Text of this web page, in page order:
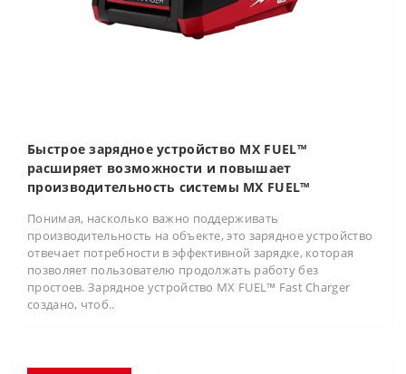
Быстрое зарядное устройство MX FUEL™
расширяет возможности и повышает
производительность системы MX FUEL™
Понимая, насколько важно поддерживать
производительность на объекте, это зарядное устройство
отвечает потребности в эффективной зарядке, которая
позволяет пользователю продолжать работу без
простоев. Зарядное устройство MX FUEL™ Fast Charger
создано, чтоб..